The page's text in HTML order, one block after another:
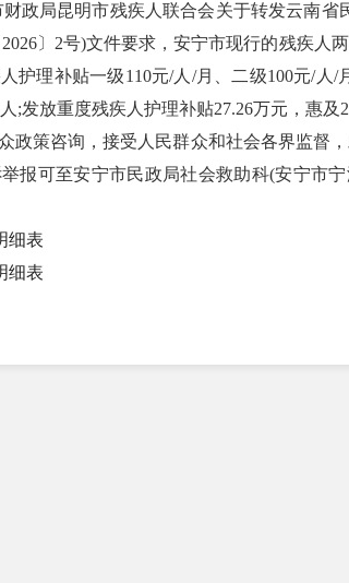
政局昆明市残疾人联合会关于转发云南省
〕2号)文件要求，安宁市现行的残疾人
护理补贴一级110元/人/月、二级100元/人/
;发放重度残疾人护理补贴27.26万元，惠及
策咨询，接受人民群众和社会各界监督
报可至安宁市民政局社会救助科(安宁市宁
细表
细表